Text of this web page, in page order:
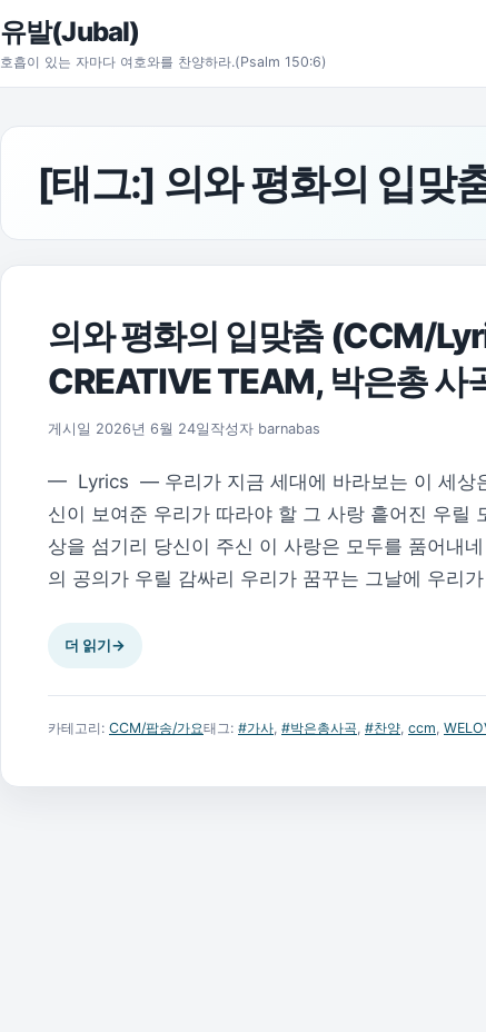
본문으로 건너뛰기
유발(Jubal)
호흡이 있는 자마다 여호와를 찬양하라.(Psalm 150:6)
[태그:] 의와 평화의 입맞
의와 평화의 입맞춤 (CCM/
CREATIVE TEAM, 박은총 사
게시일 2026년 6월 24일 작성자 barnabas
— Lyrics — 우리가 지금 세대에 바라보는 이 세상
신이 보여준 우리가 따라야 할 그 사랑 흩어진 우릴
상을 섬기리 당신이 주신 이 사랑은 모두를 품어내
의 공의가 우릴 감싸리 우리가 꿈꾸는 그날에 우리
더 읽기→
카테고리: CCM/팝송/가요태그: #가사, #박은총사곡, #찬양, ccm,